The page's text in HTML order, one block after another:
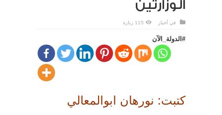
الوزارتين
في أخبار 115 زيارة
#الدولة_الآن
كتبت: نورهان ابوالمعالي